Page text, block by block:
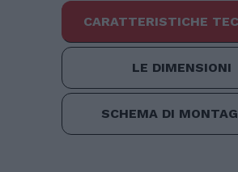
CARATTERISTICHE
LE DIMENSIONI
SCHEMA DI